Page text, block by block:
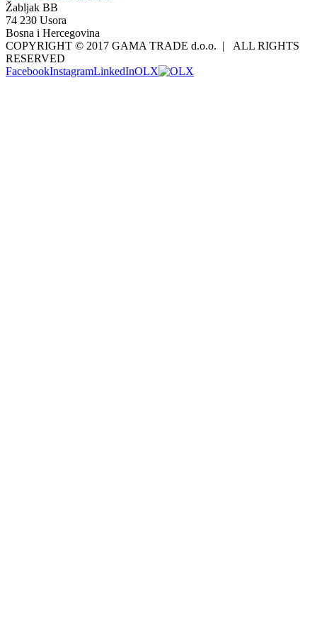
Žabljak BB
74 230 Usora
Bosna i Hercegovina
COPYRIGHT © 2017 GAMA TRADE d.o.o. | ALL RIGHTS
RESERVED
FacebookInstagramLinkedInOLX